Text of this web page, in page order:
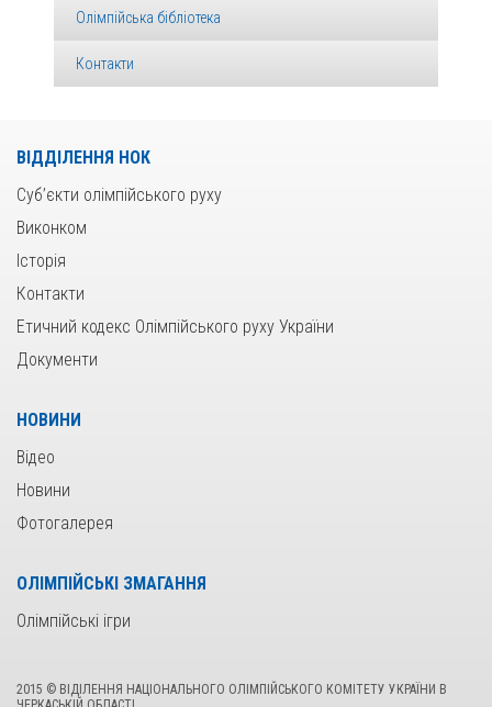
Олімпійська бібліотека
Контакти
ВІДДІЛЕННЯ НОК
Суб’єкти олімпійського руху
Виконком
Історія
Контакти
Етичний кодекс Олімпійського руху України
Документи
НОВИНИ
Відео
Новини
Фотогалерея
ОЛІМПІЙСЬКІ ЗМАГАННЯ
Олімпійські ігри
2015 © ВІДІЛЕННЯ НАЦІОНАЛЬНОГО ОЛІМПІЙСЬКОГО КОМІТЕТУ УКРАЇНИ В